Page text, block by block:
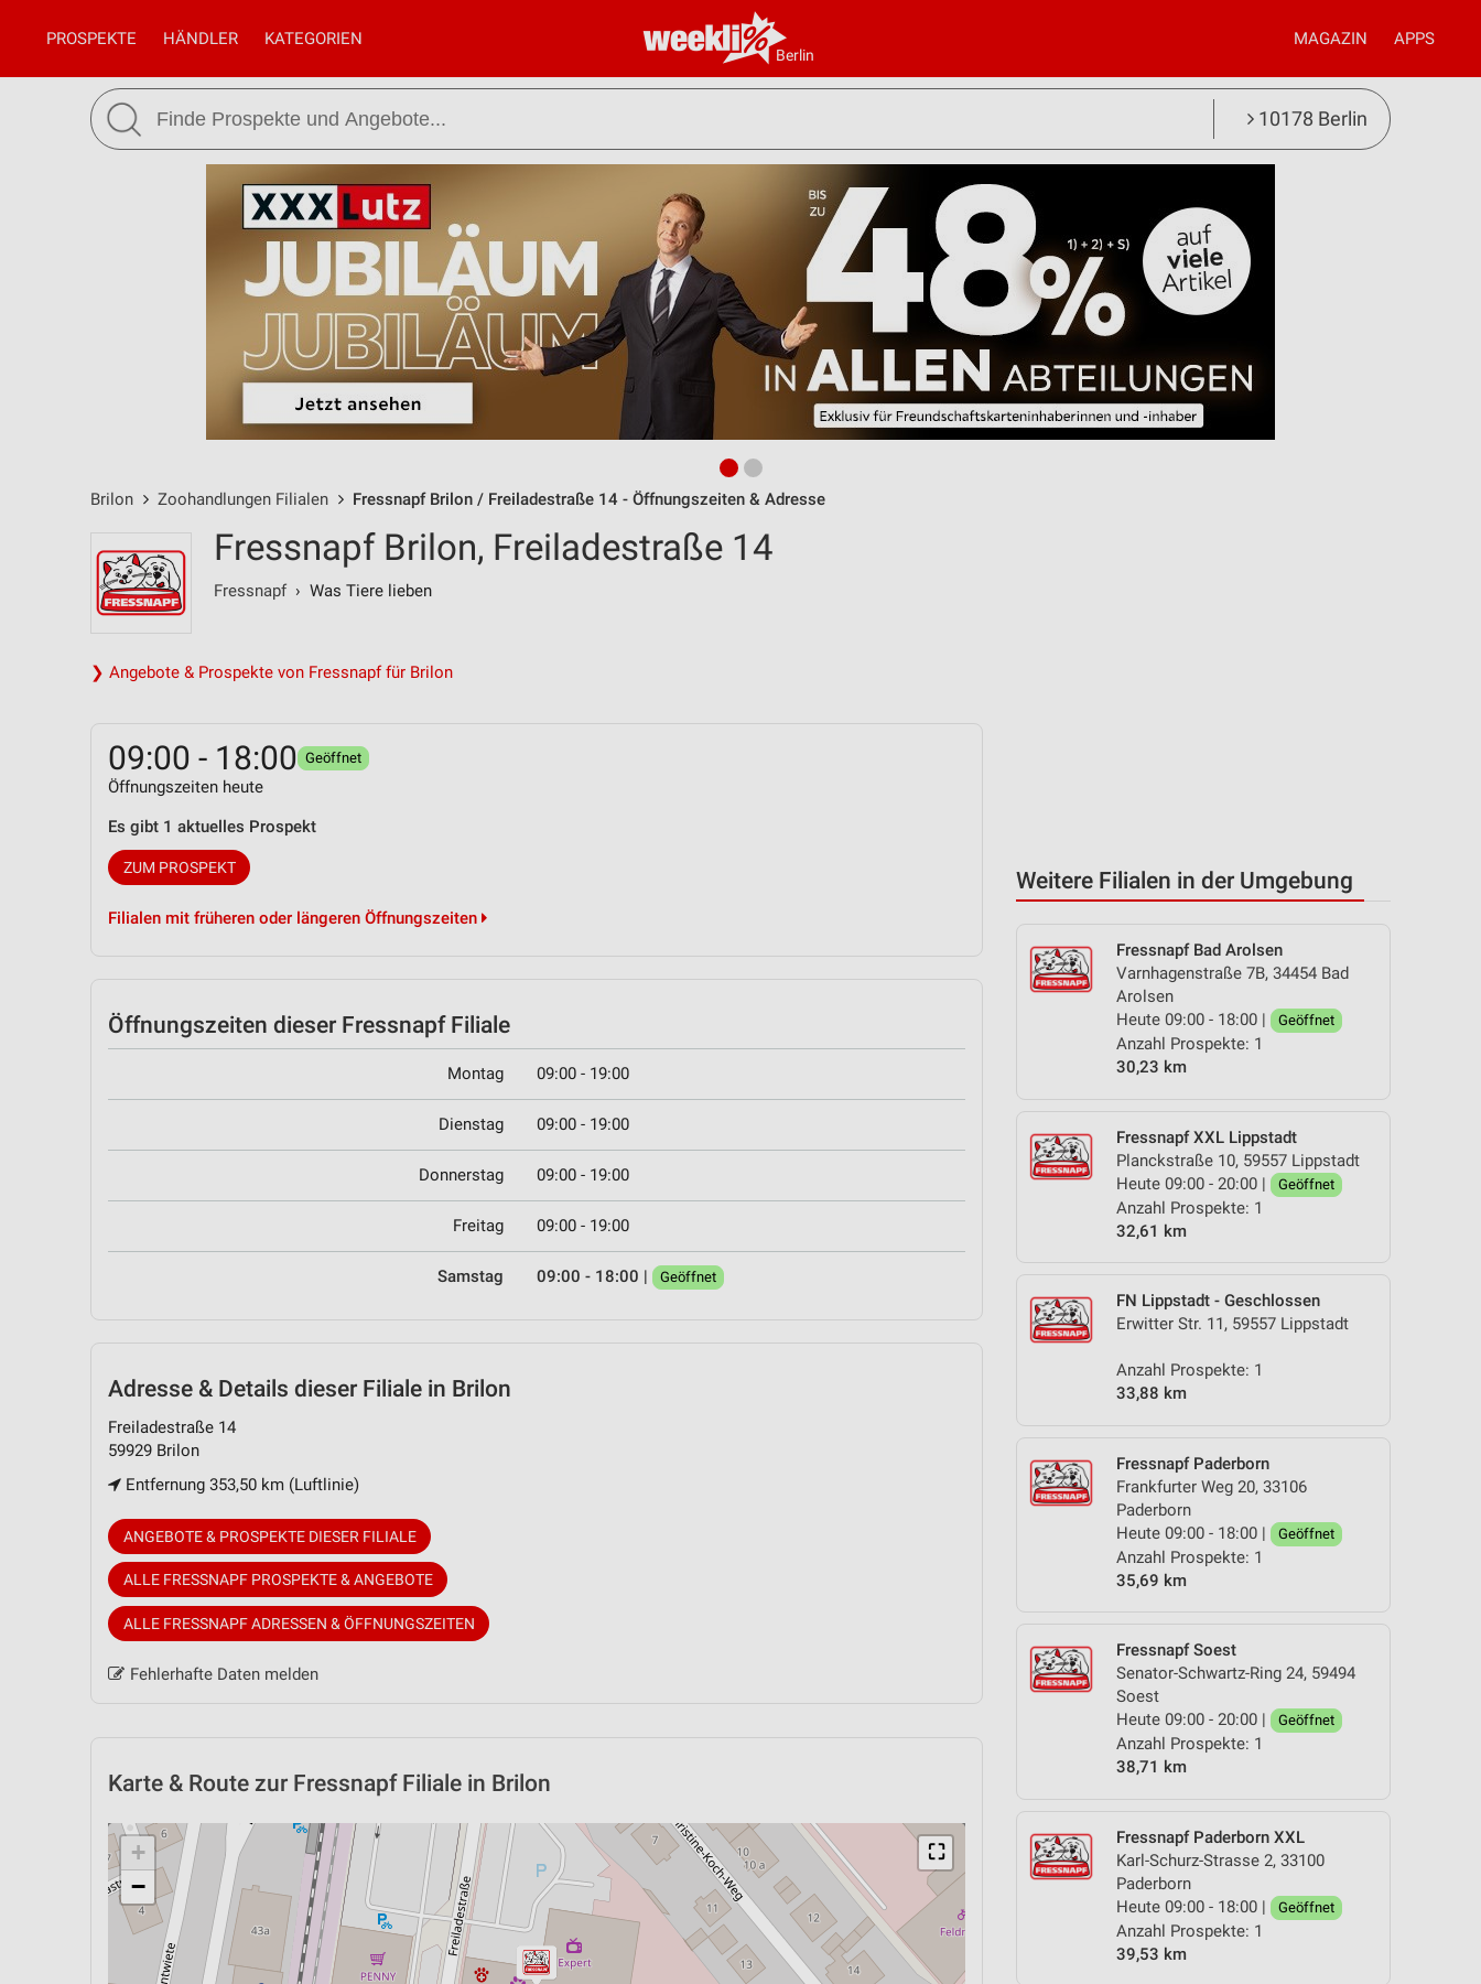
Berlin
PROSPEKTE HÄNDLER KATEGORIEN MAGAZIN APPS
10178 Berlin
Brilon Zoohandlungen Filialen Fressnapf Brilon / Freiladestraße 14 - Öffnungszeiten & Adresse
Weitere Filialen in der Umgebung
Fressnapf Bad Arolsen
Varnhagenstraße 7B, 34454 Bad
Arolsen
Heute 09:00 - 18:00 |
Geöffnet
Anzahl Prospekte: 1
30,23 km
Fressnapf XXL Lippstadt
Planckstraße 10, 59557 Lippstadt
Heute 09:00 - 20:00 |
Geöffnet
Anzahl Prospekte: 1
32,61 km
FN Lippstadt - Geschlossen
Erwitter Str. 11, 59557 Lippstadt
Anzahl Prospekte: 1
33,88 km
Fressnapf Paderborn
Frankfurter Weg 20, 33106
Paderborn
Heute 09:00 - 18:00 |
Geöffnet
Anzahl Prospekte: 1
35,69 km
Fressnapf Soest
Senator-Schwartz-Ring 24, 59494
Soest
Heute 09:00 - 20:00 |
Geöffnet
Anzahl Prospekte: 1
38,71 km
Fressnapf Paderborn XXL
Karl-Schurz-Strasse 2, 33100
Paderborn
Heute 09:00 - 18:00 |
Geöffnet
Anzahl Prospekte: 1
39,53 km
Fressnapf Brilon, Freiladestraße 14
Fressnapf› Was Tiere lieben
❯ Angebote & Prospekte von Fressnapf für Brilon
09:00 - 18:00 Geöffnet
Öffnungszeiten heute
Es gibt 1 aktuelles Prospekt
ZUM PROSPEKT
Filialen mit früheren oder längeren Öffnungszeiten
Öffnungszeiten dieser Fressnapf Filiale
Montag 09:00 - 19:00
Dienstag 09:00 - 19:00
Donnerstag 09:00 - 19:00
Freitag 09:00 - 19:00
Samstag 09:00 - 18:00 | Geöffnet
Adresse & Details dieser Filiale in Brilon
Freiladestraße 14
59929 Brilon
Entfernung 353,50 km (Luftlinie)
ANGEBOTE & PROSPEKTE DIESER FILIALE
ALLE FRESSNAPF PROSPEKTE & ANGEBOTE
ALLE FRESSNAPF ADRESSEN & ÖFFNUNGSZEITEN
Fehlerhafte Daten melden
Karte & Route zur Fressnapf Filiale in Brilon
⛶
+
−